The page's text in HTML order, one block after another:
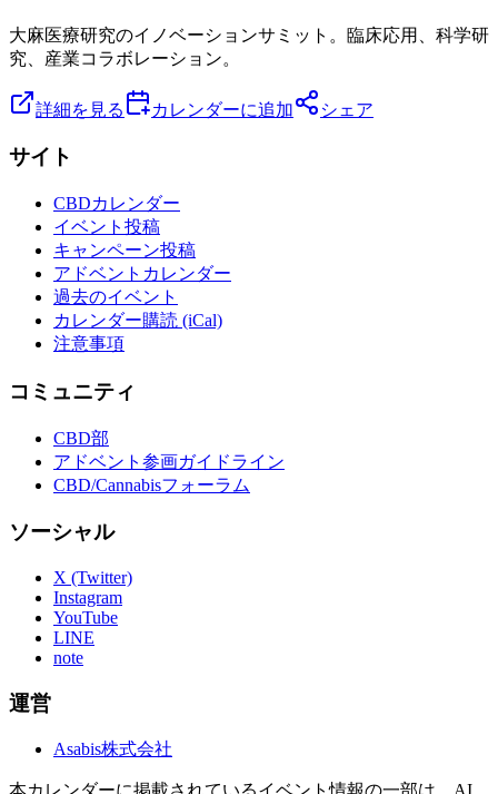
大麻医療研究のイノベーションサミット。臨床応用、科学研
究、産業コラボレーション。
詳細を見る カレンダーに追加 シェア
サイト
CBDカレンダー
イベント投稿
キャンペーン投稿
アドベントカレンダー
過去のイベント
カレンダー購読 (iCal)
注意事項
コミュニティ
CBD部
アドベント参画ガイドライン
CBD/Cannabisフォーラム
ソーシャル
X (Twitter)
Instagram
YouTube
LINE
note
運営
Asabis株式会社